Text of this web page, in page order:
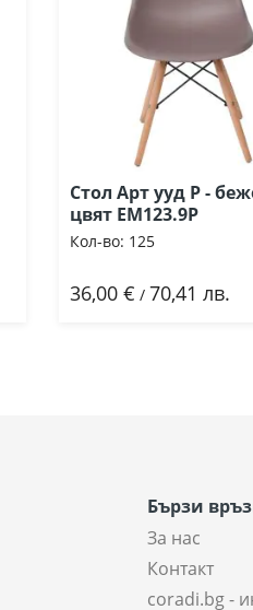
Стол Арт ууд Р -
цвят ΕΜ123.9P
Кол-во: 125
36,00 € / 70,41 лв.
Добави
Бързи
За нас
Контакт
coradi.bg -